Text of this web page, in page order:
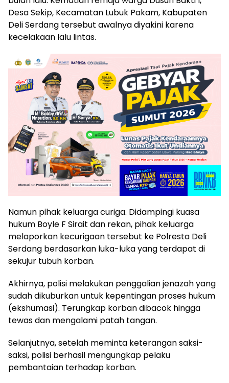
Desa Sekip, Kecamatan Lubuk Pakam, Kabupaten
Deli Serdang tersebut awalnya diyakini karena
kecelakaan lalu lintas.
Namun pihak keluarga curiga. Didampingi kuasa
hukum Boyle F Sirait dan rekan, pihak keluarga
melaporkan kecurigaan tersebut ke Polresta Deli
Serdang berdasarkan luka-luka yang terdapat di
sekujur tubuh korban.
Akhirnya, polisi melakukan penggalian jenazah yang
sudah dikuburkan untuk kepentingan proses hukum
(ekshumasi). Terungkap korban dibacok hingga
tewas dan mengalami patah tangan.
Selanjutnya, setelah meminta keterangan saksi-
saksi, polisi berhasil mengungkap pelaku
pembantaian terhadap korban.